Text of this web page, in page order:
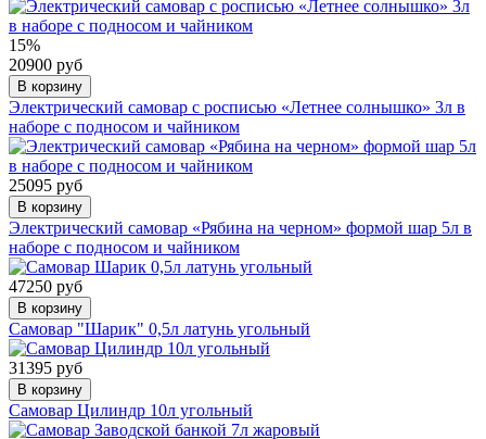
15%
20900 руб
В корзину
Электрический самовар с росписью «Летнее солнышко» 3л в
наборе с подносом и чайником
25095 руб
В корзину
Электрический самовар «Рябина на черном» формой шар 5л в
наборе с подносом и чайником
47250 руб
В корзину
Самовар "Шарик" 0,5л латунь угольный
31395 руб
В корзину
Самовар Цилиндр 10л угольный